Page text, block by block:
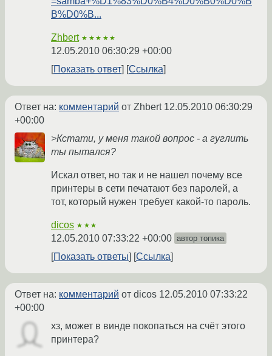
B%D0%B...
Zhbert ★★★★★
12.05.2010 06:30:29 +00:00
Показать ответ
Ссылка
Ответ на: комментарий от Zhbert 12.05.2010 06:30:29
+00:00
>Кстати, у меня такой вопрос - а гуглить
ты пытался?
Искал ответ, но так и не нашел почему все
принтеры в сети печатают без паролей, а
тот, который нужен требует какой-то пароль.
dicos ★★★
12.05.2010 07:33:22 +00:00 автор топика
Показать ответы Ссылка
Ответ на: комментарий от dicos 12.05.2010 07:33:22
+00:00
хз, может в винде покопаться на счёт этого
принтера?